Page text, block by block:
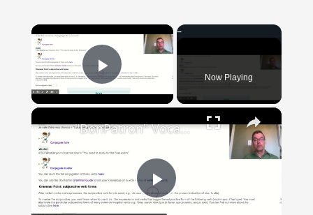
×
Play Video Now Playing
×
Play
"BonPatron" Vocabulary Guide: School